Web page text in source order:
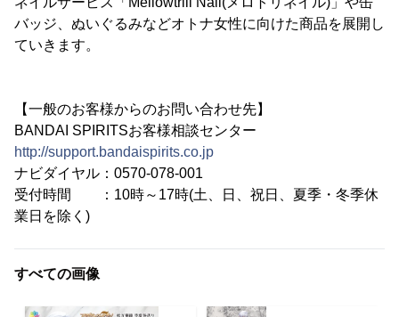
バッジ、ぬいぐるみなどオトナ女性に向けた商品を展開し
ていきます。
【一般のお客様からのお問い合わせ先】
BANDAI SPIRITSお客様相談センター
http://support.bandaispirits.co.jp
ナビダイヤル：0570-078-001
受付時間 ：10時～17時(土、日、祝日、夏季・冬季休
業日を除く)
すべての画像